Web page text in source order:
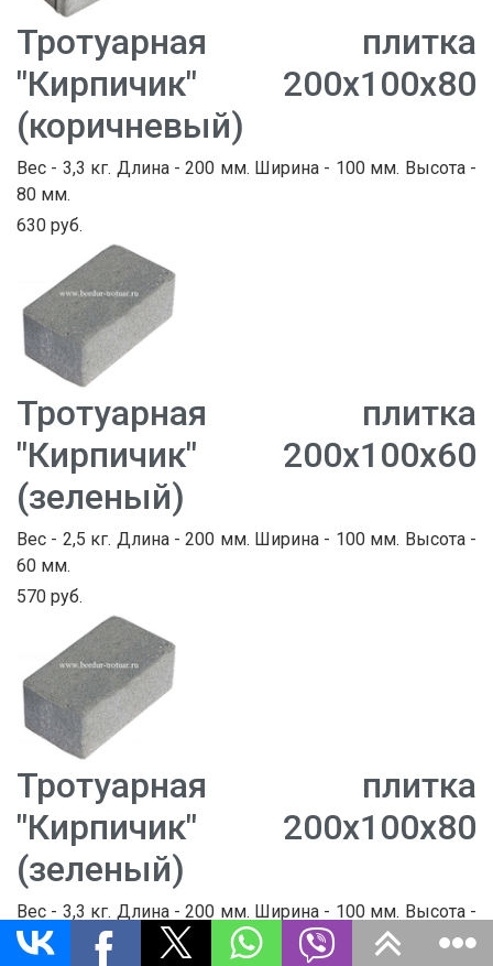
Тротуарная плитка
"Кирпичик" 200х100х80
(коричневый)
Вес - 3,3 кг. Длина - 200 мм. Ширина - 100 мм. Высота -
80 мм.
630 руб.
Тротуарная плитка
"Кирпичик" 200х100х60
(зеленый)
Вес - 2,5 кг. Длина - 200 мм. Ширина - 100 мм. Высота -
60 мм.
570 руб.
Тротуарная плитка
"Кирпичик" 200х100х80
(зеленый)
Вес - 3,3 кг. Длина - 200 мм. Ширина - 100 мм. Высота -
80 мм.